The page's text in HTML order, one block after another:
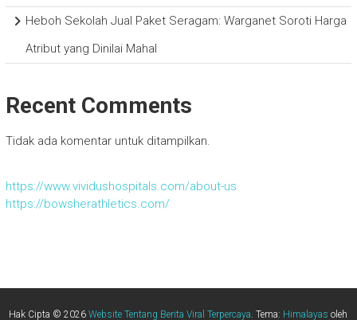
Heboh Sekolah Jual Paket Seragam: Warganet Soroti Harga
Atribut yang Dinilai Mahal
Recent Comments
Tidak ada komentar untuk ditampilkan.
https://www.vividushospitals.com/about-us
https://bowsherathletics.com/
Hak Cipta © 2026Website Tentang Berita Viral Terpercaya. Tema: Himalayas oleh